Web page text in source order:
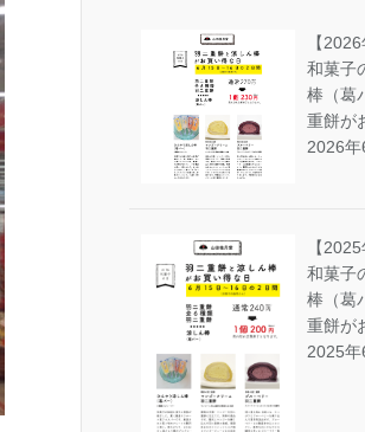
【
和菓子
棒（葛
重餅が
2026年
【
和菓子
棒（葛
重餅が
2025年